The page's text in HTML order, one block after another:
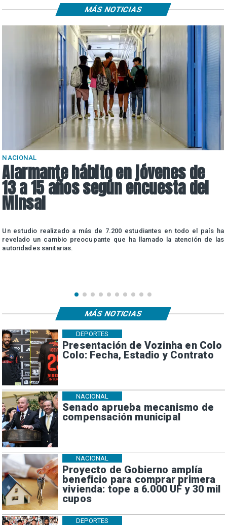
NACIONAL
Alarmante hábito en jóvenes de
13 a 15 años según encuesta del
Minsal
Un estudio realizado a más de 7.200 estudiantes en todo el país ha
revelado un cambio preocupante que ha llamado la atención de las
autoridades sanitarias.
MÁS NOTICIAS
Presentación de Vozinha en Colo
Colo: Fecha, Estadio y Contrato
DEPORTES
Senado aprueba mecanismo de
compensación municipal
NACIONAL
Proyecto de Gobierno amplía
beneficio para comprar primera
vivienda: tope a 6.000 UF y 30 mil
cupos
NACIONAL
DEPORTES
MÁS NOTICIAS